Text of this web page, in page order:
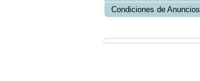
Condiciones de Anuncios